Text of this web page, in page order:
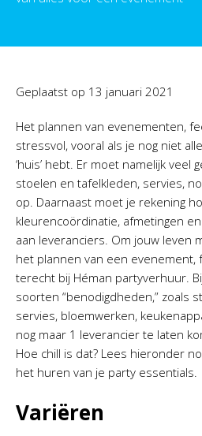
Geplaatst op 13 januari 2021
Het plannen van evenementen,
stressvol, vooral als je nog niet
‘huis’ hebt. Er moet namelijk veel
stoelen en tafelkleden, servies,
op. Daarnaast moet je rekening
kleurencoördinatie, afmetingen
aan leveranciers. Om jouw leven
het plannen van een
terecht bij Héman partyverhuur.
soorten “benodigdheden,” zoals
servies, bloemwerken,
nog maar 1 leverancier te laten
Hoe chill is dat? Lees hieronder
het huren van je party essentials.
Variëren